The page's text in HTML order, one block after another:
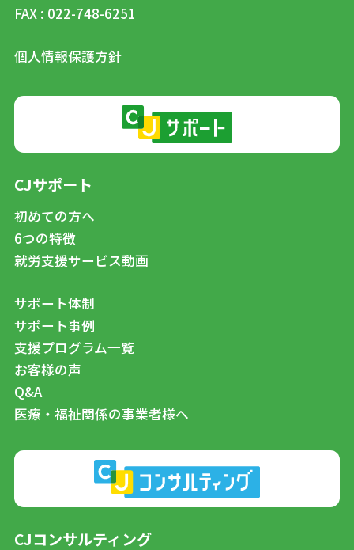
FAX : 022-748-6251
個人情報保護方針
CJサポート
初めての方へ
6つの特徴
就労支援サービス動画
サポート体制
サポート事例
支援プログラム一覧
お客様の声
Q&A
医療・福祉関係の事業者様へ
CJコンサルティング